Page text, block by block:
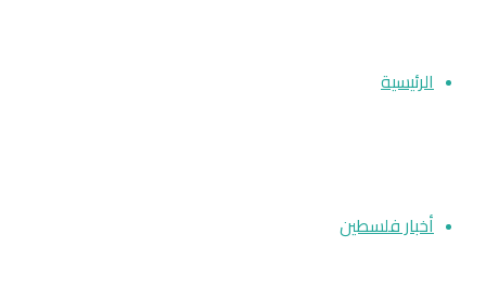
الرئيسية
أخبار فلسطين